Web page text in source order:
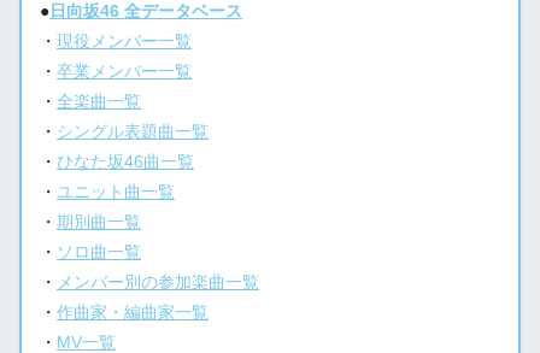
● 日向坂46 全データベース
・現役メンバー一覧
・卒業メンバー一覧
・全楽曲一覧
・ シングル表題曲一覧
・ひなた坂46曲一覧
・ ユニット曲一覧
・期別曲一覧
・ ソロ曲一覧
・ メンバー別の参加楽曲一覧
・作曲家・編曲家一覧
・ MV一覧